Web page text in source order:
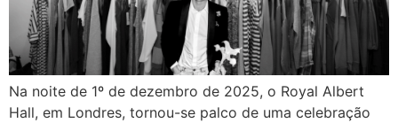
Na noite de 1º de dezembro de 2025, o Royal Albert
Hall, em Londres, tornou-se palco de uma celebração